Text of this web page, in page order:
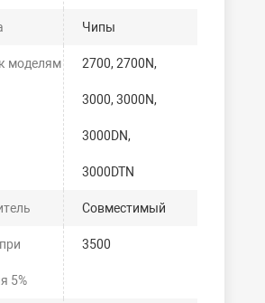
Чипы
моделям 2700, 2700N,
3000, 3000N,
3000DN,
3000DTN
Совместимый
5%
3500